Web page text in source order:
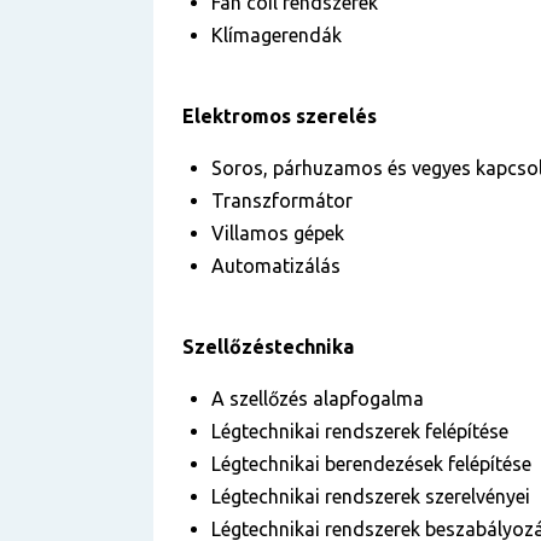
Klímagerendák
Elektromos szerelés
Soros, párhuzamos és vegyes
Transzformátor
Villamos gépek
Automatizálás
Szellőzéstechnika
A szellőzés alapfogalma
Légtechnikai rendszerek felépítése
Légtechnikai berendezések felépítése
Légtechnikai rendszerek szerelvényei
Légtechnikai rendszerek